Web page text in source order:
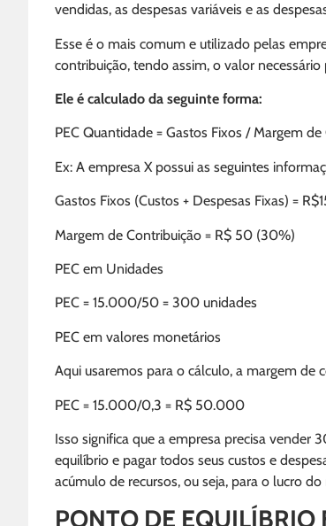
vendidas, as despesas variáveis e as
Esse é o mais comum e utilizado pelas
contribuição, tendo assim, o valor
Ele é calculado da seguinte forma:
PEC Quantidade = Gastos Fixos / Margem
Ex: A empresa X possui as seguintes
Gastos Fixos (Custos + Despesas Fixas) =
Margem de Contribuição = R$ 50 (30%)
PEC em Unidades
PEC = 15.000/50 = 300 unidades
PEC em valores monetários
Aqui usaremos para o cálculo, a margem de
PEC = 15.000/0,3 = R$ 50.000
Isso significa que a empresa precisa
equilíbrio e pagar todos seus custos e
acúmulo de recursos, ou seja, para o lucro do
PONTO DE EQUILÍBRIO